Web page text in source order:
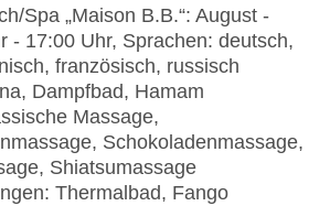
Spa „Maison B.B.“: August -
- 17:00 Uhr, Sprachen: deutsch,
französisch, russisch
Dampfbad, Hamam
Massage,
Schokoladenmassage,
Shiatsumassage
Thermalbad, Fango